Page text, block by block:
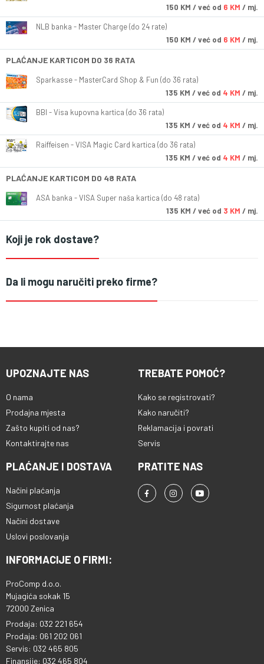
150 KM / već od 6 KM / mj.
NLB banka - Master Charge (do 24 rate)
150 KM / već od 6 KM / mj.
PLAĆANJE KARTICOM DO 36 RATA
Sparkasse - MasterCard Shop & Fun (do 36 rata)
135 KM / već od 4 KM / mj.
BBI - Visa kupovna kartica (do 36 rata)
135 KM / već od 4 KM / mj.
Raiffeisen - VISA Magic Card kartica (do 36 rata)
135 KM / već od 4 KM / mj.
PLAĆANJE KARTICOM DO 48 RATA
ASA banka - VISA Super naša kartica (do 48 rata)
135 KM / već od 3 KM / mj.
Koji je rok dostave?
Da li mogu naručiti preko firme?
UPOZNAJTE NAS
O nama
Prodajna mjesta
Zašto kupiti od nas?
Kontaktirajte nas
TREBATE POMOĆ?
Kako se registrovati?
Kako naručiti?
Reklamacija i povrati
Servis
PLAĆANJE I DOSTAVA
Načini plaćanja
Sigurnost plaćanja
Načini dostave
Uslovi poslovanja
PRATITE NAS
INFORMACIJE O FIRMI:
ProComp d.o.o.
Mujagića sokak 15
72000 Zenica
Prodaja: 032 221 654
Prodaja: 061 202 061
Servis: 032 465 805
Finansije: 032 465 804